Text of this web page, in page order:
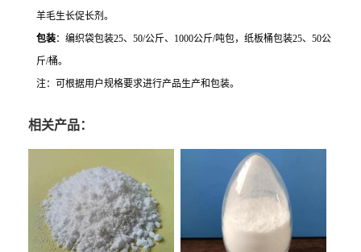
羊毛生长促长剂。
包装：编织袋包装25、 50/公斤、 1000公斤/吨包，纸板桶包装25、 50公
斤/桶。
注：可根据用户规格要求进行产品生产和包装。
相关产品：